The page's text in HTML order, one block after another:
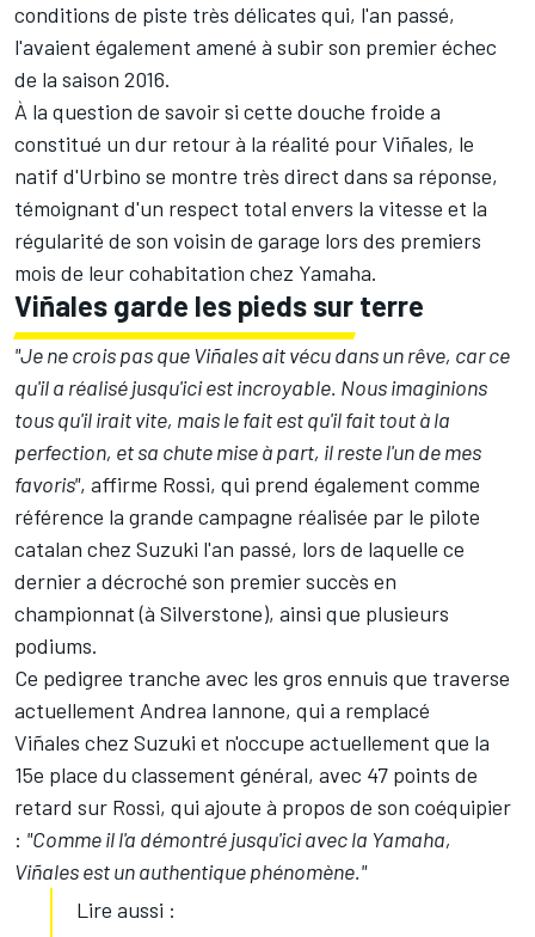
conditions de piste très délicates qui, l'an passé,
l'avaient également amené à subir son premier échec
de la saison 2016.
À la question de savoir si cette douche froide a
constitué un dur retour à la réalité pour Viñales, le
natif d'Urbino se montre très direct dans sa réponse,
témoignant d'un respect total envers la vitesse et la
régularité de son voisin de garage lors des premiers
mois de leur cohabitation chez Yamaha.
Viñales garde les pieds sur terre
"Je ne crois pas que Viñales ait vécu dans un rêve, car ce
qu'il a réalisé jusqu'ici est incroyable. Nous imaginions
tous qu'il irait vite, mais le fait est qu'il fait tout à la
perfection, et sa chute mise à part, il reste l'un de mes
favoris", affirme Rossi, qui prend également comme
référence la grande campagne réalisée par le pilote
catalan chez Suzuki l'an passé, lors de laquelle ce
dernier a décroché son premier succès en
championnat (à Silverstone), ainsi que plusieurs
podiums.
Ce pedigree tranche avec les gros ennuis que traverse
actuellement Andrea Iannone, qui a remplacé
Viñales chez Suzuki et n'occupe actuellement que la
15e place du classement général, avec 47 points de
retard sur Rossi, qui ajoute à propos de son coéquipier
: "Comme il l'a démontré jusqu'ici avec la Yamaha,
Viñales est un authentique phénomène."
Lire aussi :